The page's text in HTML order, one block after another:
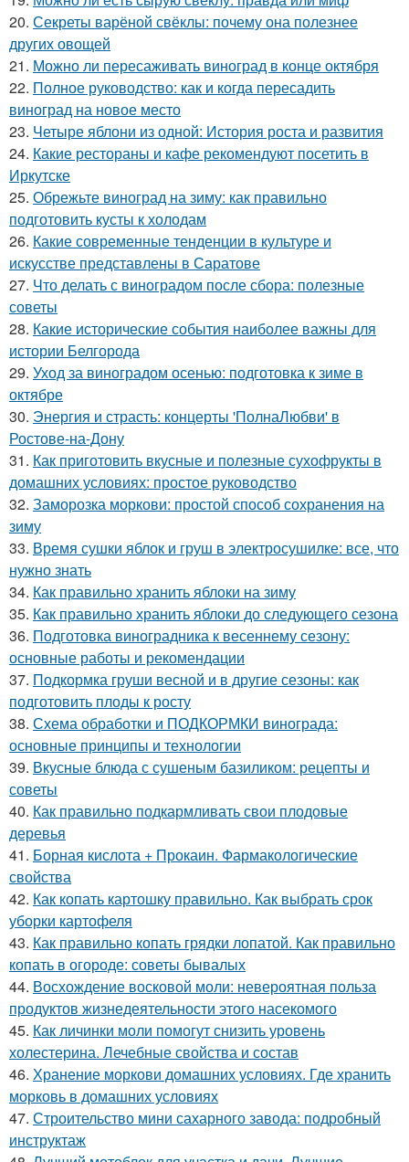
20. Секреты варёной свёклы: почему она полезнее
других овощей
21. Можно ли пересаживать виноград в конце октября
22. Полное руководство: как и когда пересадить
виноград на новое место
23. Четыре яблони из одной: История роста и развития
24. Какие рестораны и кафе рекомендуют посетить в
Иркутске
25. Обрежьте виноград на зиму: как правильно
подготовить кусты к холодам
26. Какие современные тенденции в культуре и
искусстве представлены в Саратове
27. Что делать с виноградом после сбора: полезные
советы
28. Какие исторические события наиболее важны для
истории Белгорода
29. Уход за виноградом осенью: подготовка к зиме в
октябре
30. Энергия и страсть: концерты 'ПолнаЛюбви' в
Ростове-на-Дону
31. Как приготовить вкусные и полезные сухофрукты в
домашних условиях: простое руководство
32. Заморозка моркови: простой способ сохранения на
зиму
33. Время сушки яблок и груш в электросушилке: все, что
нужно знать
34. Как правильно хранить яблоки на зиму
35. Как правильно хранить яблоки до следующего сезона
36. Подготовка виноградника к весеннему сезону:
основные работы и рекомендации
37. Подкормка груши весной и в другие сезоны: как
подготовить плоды к росту
38. Схема обработки и ПОДКОРМКИ винограда:
основные принципы и технологии
39. Вкусные блюда с сушеным базиликом: рецепты и
советы
40. Как правильно подкармливать свои плодовые
деревья
41. Борная кислота + Прокаин. Фармакологические
свойства
42. Как копать картошку правильно. Как выбрать срок
уборки картофеля
43. Как правильно копать грядки лопатой. Как правильно
копать в огороде: советы бывалых
44. Восхождение восковой моли: невероятная польза
продуктов жизнедеятельности этого насекомого
45. Как личинки моли помогут снизить уровень
холестерина. Лечебные свойства и состав
46. Хранение моркови домашних условиях. Где хранить
морковь в домашних условиях
47. Строительство мини сахарного завода: подробный
инструктаж